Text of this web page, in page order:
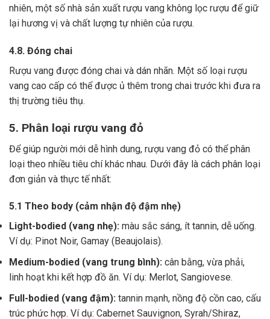
nhiên, một số nhà sản xuất rượu vang không lọc rượu để giữ
lại hương vị và chất lượng tự nhiên của rượu.
4.8. Đóng chai
Rượu vang được đóng chai và dán nhãn. Một số loại rượu
vang cao cấp có thể được ủ thêm trong chai trước khi đưa ra
thị trường tiêu thụ.
5. Phân loại rượu vang đỏ
Để giúp người mới dễ hình dung, rượu vang đỏ có thể phân
loại theo nhiều tiêu chí khác nhau. Dưới đây là cách phân loại
đơn giản và thực tế nhất:
5.1 Theo body (cảm nhận độ đậm nhẹ)
Light-bodied (vang nhẹ): màu sắc sáng, ít tannin, dễ uống.
Ví dụ: Pinot Noir, Gamay (Beaujolais).
Medium-bodied (vang trung bình): cân bằng, vừa phải,
linh hoạt khi kết hợp đồ ăn. Ví dụ: Merlot, Sangiovese.
Full-bodied (vang đậm): tannin mạnh, nồng độ cồn cao, cấu
trúc phức hợp. Ví dụ: Cabernet Sauvignon, Syrah/Shiraz,